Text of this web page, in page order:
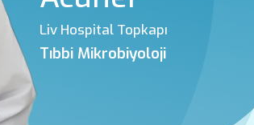
Liv Hospital Topkapı
Tıbbi Mikrobiyoloji